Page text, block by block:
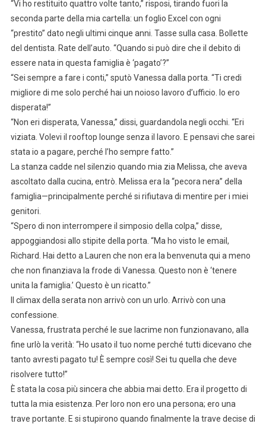
“Vi ho restituito quattro volte tanto,” risposi, tirando fuori la
seconda parte della mia cartella: un foglio Excel con ogni
“prestito” dato negli ultimi cinque anni. Tasse sulla casa. Bollette
del dentista. Rate dell’auto. “Quando si può dire che il debito di
essere nata in questa famiglia è ‘pagato’?”
“Sei sempre a fare i conti,” sputò Vanessa dalla porta. “Ti credi
migliore di me solo perché hai un noioso lavoro d’ufficio. Io ero
disperata!”
“Non eri disperata, Vanessa,” dissi, guardandola negli occhi. “Eri
viziata. Volevi il rooftop lounge senza il lavoro. E pensavi che sarei
stata io a pagare, perché l’ho sempre fatto.”
La stanza cadde nel silenzio quando mia zia Melissa, che aveva
ascoltato dalla cucina, entrò. Melissa era la “pecora nera” della
famiglia—principalmente perché si rifiutava di mentire per i miei
genitori.
“Spero di non interrompere il simposio della colpa,” disse,
appoggiandosi allo stipite della porta. “Ma ho visto le email,
Richard. Hai detto a Lauren che non era la benvenuta qui a meno
che non finanziava la frode di Vanessa. Questo non è ‘tenere
unita la famiglia.’ Questo è un ricatto.”
Il climax della serata non arrivò con un urlo. Arrivò con una
confessione.
Vanessa, frustrata perché le sue lacrime non funzionavano, alla
fine urlò la verità: “Ho usato il tuo nome perché tutti dicevano che
tanto avresti pagato tu! È sempre così! Sei tu quella che deve
risolvere tutto!”
È stata la cosa più sincera che abbia mai detto. Era il progetto di
tutta la mia esistenza. Per loro non ero una persona; ero una
trave portante. E si stupirono quando finalmente la trave decise di